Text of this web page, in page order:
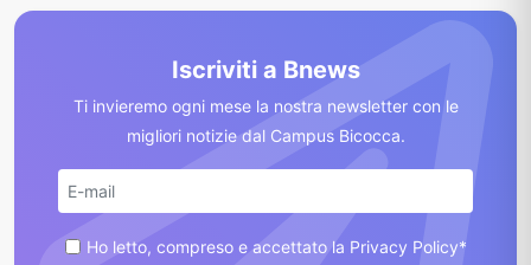
Iscriviti a Bnews
Ti invieremo ogni mese la nostra newsletter con le
migliori notizie dal Campus Bicocca.
Ho letto, compreso e accettato la Privacy Policy*